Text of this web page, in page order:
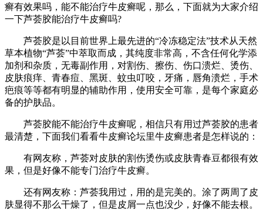
癣有效果吗，能不能治疗牛皮癣呢，那么，下面就为大家介绍
一下芦荟胶能治疗牛皮癣吗?
芦荟胶是以目前世界上最先进的“冷冻稳定法”技术从天然
草本植物“芦荟”中萃取而成，其纯度非常高，不含任何化学添
加剂和杂质，无毒副作用，对割伤、擦伤、伤口溃烂、烫伤、
皮肤痕痒、青春痘、黑斑、蚊虫叮咬，牙痛，唇角溃烂，手术
疤痕等等都有明显的辅助作用，使用安全可靠，是每个家庭必
备的护肤品。
芦荟胶能不能治疗牛皮癣呢，相信只有用过芦荟胶的患者
最清楚，下面我们看看牛皮癣论坛里牛皮癣患者是怎样说的：
有网友称，芦荟对皮肤的割伤烫伤或皮肤青春豆都很有效
果，但是好像不能专门治疗牛皮癣。
还有网友称：芦荟我用过，用的是完美的。涂了两周了皮
肤显得不那么干燥了，但是皮屑一点也没少，好像不能去根。